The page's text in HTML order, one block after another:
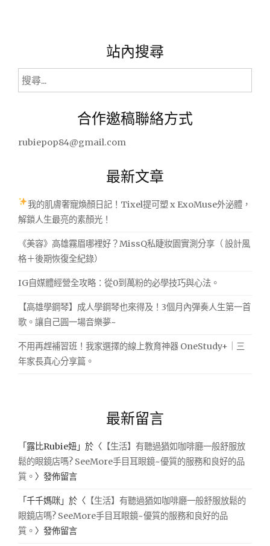
站內搜尋
搜
尋
合作邀稿聯絡方式
rubiepop84@gmail.com
最新文章
我的肌膚奢寵煥顏日記！Tixel提可塑 x ExoMuse外泌體，
解鎖人生最亮的素顏光！
《美容》高雄霧眉哪裡好？MissQ私睫妝園實測分享（ 設計風
格＋後期恢復全紀錄）
IG自媒體經營全攻略：從0到萬粉的必學技巧與心法。
【高雄學鋼琴】成人學鋼琴也來得及！3個月內彈奏人生第一首
歌。讓自己圓一場音樂夢~
不用再趕補習班！我家選擇的線上教育神器 OneStudy+｜三
年家長真心分享篇。
最新留言
「 露比Rubie妞 」於〈 【生活】有聽過猶如咖啡廳一般舒服放
鬆的眼鏡店嗎? SeeMore手目耳眼鏡~優質的服務和良好的品
質。 〉發佈留言
「千千媽咪 」於〈 【生活】有聽過猶如咖啡廳一般舒服放鬆的
眼鏡店嗎? SeeMore手目耳眼鏡~優質的服務和良好的品
質。 〉發佈留言